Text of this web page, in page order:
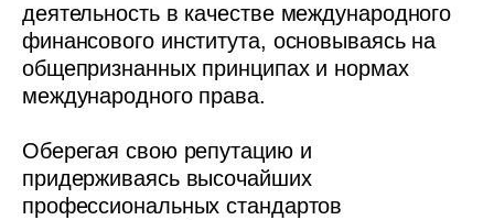
деятельность в качестве международного
финансового института, основываясь на
общепризнанных принципах и нормах
международного права.
Оберегая свою репутацию и
придерживаясь высочайших
профессиональных стандартов